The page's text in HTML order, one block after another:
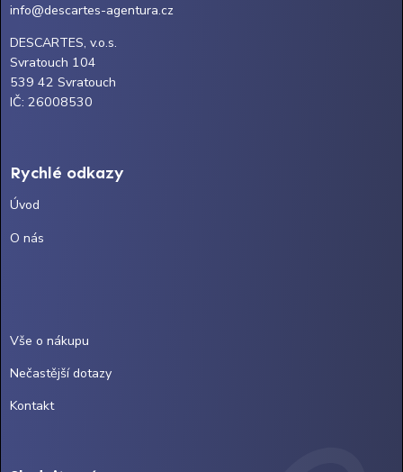
info@descartes-agentura.cz
DESCARTES, v.o.s.
Svratouch 104
539 42 Svratouch
IČ: 26008530
Rychlé odkazy
Úvod
O nás
Vše o nákupu
Nečastější dotazy
Kontakt